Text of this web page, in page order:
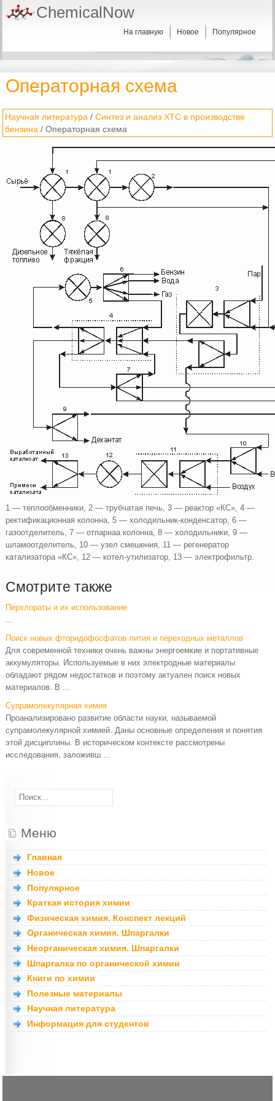
ChemicalNow
На главную Новое Популярное
Операторная схема
Научная литература /Синтез и анализ ХТС в производстве
бензина / Операторная схема
1 — теплообменники, 2 — трубчатая печь, 3 — реактор «КС», 4 —
ректификационная колонна, 5 — холодильник-конденсатор, 6 —
газоотделитель, 7 — отпарнаа колонна, 8 — холодильники, 9 —
шламоотделитель, 10 — узел смешения, 11 — регенератор
катализатора «КС», 12 — котел-утилизатор, 13 — электрофильтр.
Смотрите также
Перхлораты и их использование
...
Поиск новых фторидофосфатов лития и переходных металлов
Для современной техники очень важны энергоемкие и портативные
аккумуляторы. Используемые в них электродные материалы
обладают рядом недостатков и поэтому актуален поиск новых
материалов. В ...
Супрамолекулярная химия
Проанализировано развитие области науки, называемой
супрамолекулярной химией. Даны основные определения и понятия
этой дисциплины. В историческом контексте рассмотрены
исследования, заложивш ...
Меню
Главная
Новое
Популярное
Краткая история химии
Физическая химия. Конспект лекций
Органическая химия. Шпаргалки
Неорганическая химия. Шпаргалки
Шпаргалка по органической химии
Книги по химии
Полезные материалы
Научная литература
Информация для студентов